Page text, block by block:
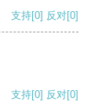
支持[0] 反对[0]
支持[0] 反对[0]